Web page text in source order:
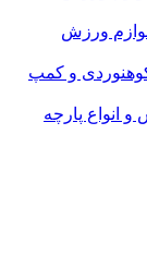
ورزش
کوهنوردی و کمپ
انواع پارچه